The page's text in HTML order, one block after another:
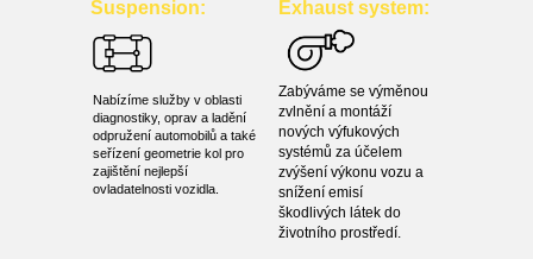
Nabízíme služby v oblasti
diagnostiky, oprav a ladění
odpružení automobilů a také
seřízení geometrie kol pro
zajištění nejlepší
ovladatelnosti vozidla.
Suspension:
Zabýváme se výměnou
zvlnění a montáží
nových výfukových
systémů za účelem
zvýšení výkonu vozu a
snížení emisí
škodlivých látek do
životního prostředí.
Exhaust system: